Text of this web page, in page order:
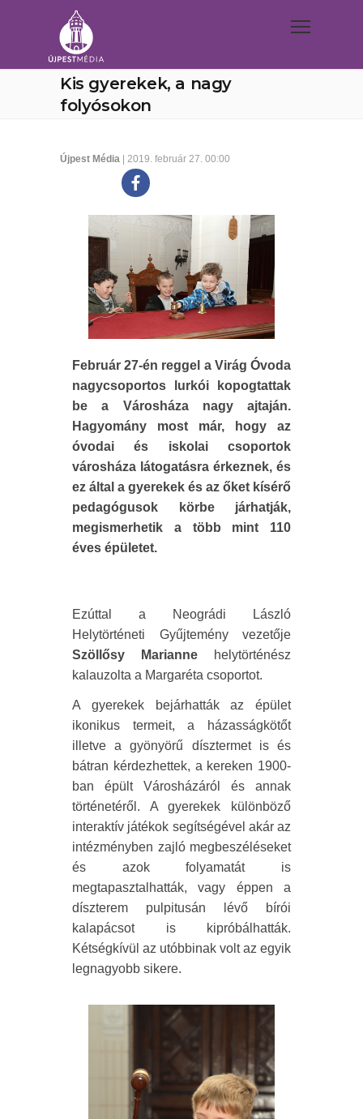
Kis gyerekek, a nagy
folyósokon
Újpest Média | 2019. február 27. 00:00
Február 27-én reggel a Virág Óvoda
nagycsoportos lurkói kopogtattak
be a Városháza nagy ajtaján.
Hagyomány most már, hogy az
óvodai és iskolai csoportok
városháza látogatásra érkeznek, és
ez által a gyerekek és az őket kísérő
pedagógusok körbe járhatják,
megismerhetik a több mint 110
éves épületet.
Ezúttal a Neográdi László
Helytörténeti Gyűjtemény vezetője
Szöllősy Marianne helytörténész
kalauzolta a Margaréta csoportot.
A gyerekek bejárhatták az épület
ikonikus termeit, a házasságkötőt
illetve a gyönyörű dísztermet is és
bátran kérdezhettek, a kereken 1900-
ban épült Városházáról és annak
történetéről. A gyerekek különböző
interaktív játékok segítségével akár az
intézményben zajló megbeszéléseket
és azok folyamatát is
megtapasztalhatták, vagy éppen a
díszterem pulpitusán lévő bírói
kalapácsot is kipróbálhatták.
Kétségkívül az utóbbinak volt az egyik
legnagyobb sikere.